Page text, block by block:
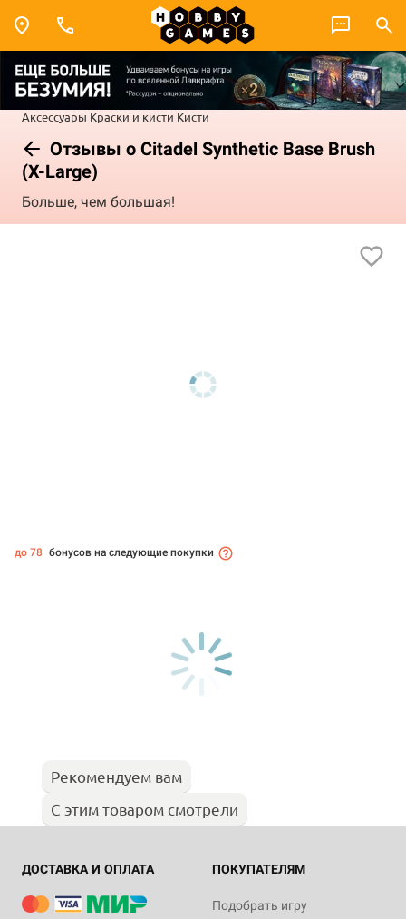
Аксессуары Краски и кисти Кисти
Отзывы о Citadel Synthetic Base Brush
(X-Large)
Больше, чем большая!
до 78 бонусов на следующие покупки
Рекомендуем вам
С этим товаром смотрели
ДОСТАВКА И ОПЛАТА ПОКУПАТЕЛЯМ
Подобрать игру